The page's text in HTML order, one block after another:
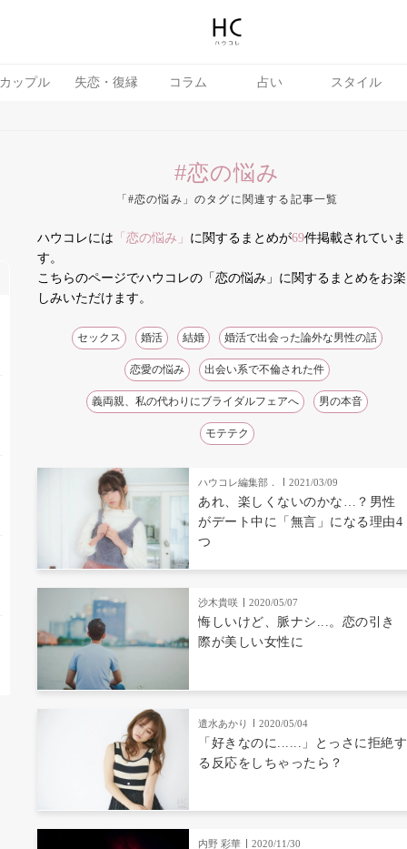
カップル 失恋・復縁 コラム 占い スタイル
モテテク 婚活
#恋の悩み
「#恋の悩み」のタグに関連する記事一覧
ハウコレには 「恋の悩み」 に関するまとめが69件掲載されていま
す。
こちらのページでハウコレの「恋の悩み」に関するまとめをお楽
しみいただけます。
セックス 婚活 結婚 婚活で出会った論外な男性の話
恋愛の悩み 出会い系で不倫された件
義両親、私の代わりにブライダルフェアへ 男の本音
モテテク
ハウコレ編集部． 2021/03/09
あれ、楽しくないのかな…？男性
がデート中に「無言」になる理由4
つ
沙木貴咲 2020/05/07
悔しいけど、脈ナシ...。恋の引き
際が美しい女性に
遣水あかり 2020/05/04
「好きなのに......」とっさに拒絶す
る反応をしちゃったら？
内野 彩華 2020/11/30